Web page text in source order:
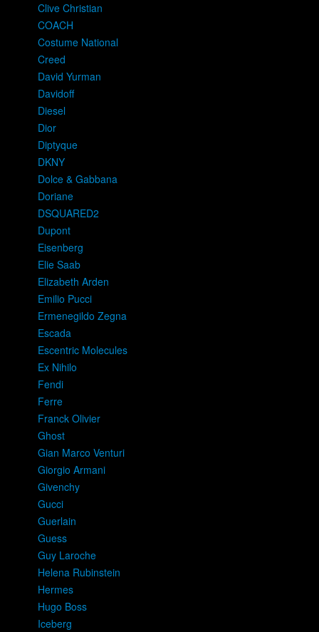
Clive Christian
COACH
Costume National
Creed
David Yurman
Davidoff
Diesel
Dior
Diptyque
DKNY
Dolce & Gabbana
Doriane
DSQUARED2
Dupont
Eisenberg
Elie Saab
Elizabeth Arden
Emilio Pucci
Ermenegildo Zegna
Escada
Escentric Molecules
Ex Nihilo
Fendi
Ferre
Franck Olivier
Ghost
Gian Marco Venturi
Giorgio Armani
Givenchy
Gucci
Guerlain
Guess
Guy Laroche
Helena Rubinstein
Hermes
Hugo Boss
Iceberg